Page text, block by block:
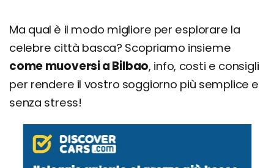
Ma qual è il modo migliore per esplorare la
celebre città basca? Scopriamo insieme
come muoversi a Bilbao, info, costi e consigli
per rendere il vostro soggiorno più semplice e
senza stress!